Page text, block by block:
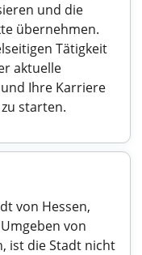
und die
übernehmen.
Tätigkeit
aktuelle
Ihre Karriere
starten.
von Hessen,
von
ist die Stadt nicht